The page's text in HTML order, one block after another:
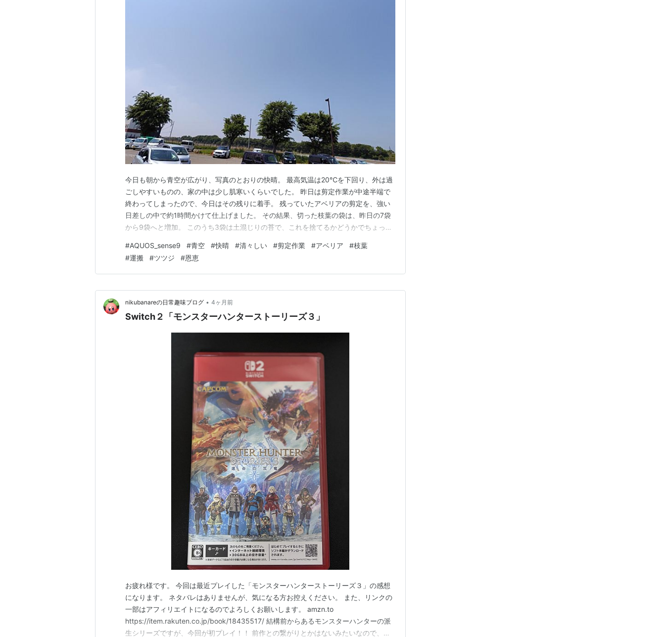
今日も朝から青空が広がり、写真のとおりの快晴。 最高気温は20℃を下回り、外は過
ごしやすいものの、家の中は少し肌寒いくらいでした。 昨日は剪定作業が中途半端で
終わってしまったので、今日はその残りに着手。 残っていたアベリアの剪定を、強い
日差しの中で約1時間かけて仕上げました。 その結果、切った枝葉の袋は、昨日の7袋
から9袋へと増加。 このうち3袋は土混じりの苔で、これを捨てるかどうかでちょっと
にせ土が混じっていて重たいので、ゴミステーションまで運ぶのがしんどいのです（ニ
ガ笑い）。 とはいえ、枝葉だけでも7袋あります…
#AQUOS_sense9 #青空 #快晴 #清々しい #剪定作業 #アベリア #枝葉
#運搬 #ツツジ #恩恵
nikubanareの日常趣味ブログ • 4ヶ月前
Switch２「モンスターハンターストーリーズ３」
お疲れ様です。 今回は最近プレイした「モンスターハンターストーリーズ３」の感想
になります。 ネタバレはありませんが、気になる方お控えください。 また、リンクの
一部はアフィリエイトになるのでよろしくお願いします。 amzn.to
https://item.rakuten.co.jp/book/18435517/ 結構前からあるモンスターハンターの派
生シリーズですが、今回が初プレイ！！ 前作との繋がりとかはないみたいなので、や